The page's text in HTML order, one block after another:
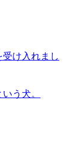
け入れまし
う犬。